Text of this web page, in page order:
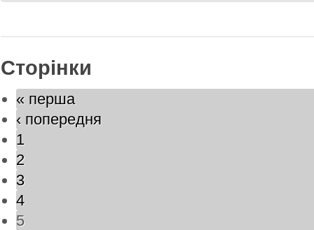
Сторінки
« перша
‹ попередня
1
2
3
4
5